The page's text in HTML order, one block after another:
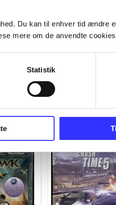
Du kan til enhver tid ændre
mere om de anvendte cookies
Statistik